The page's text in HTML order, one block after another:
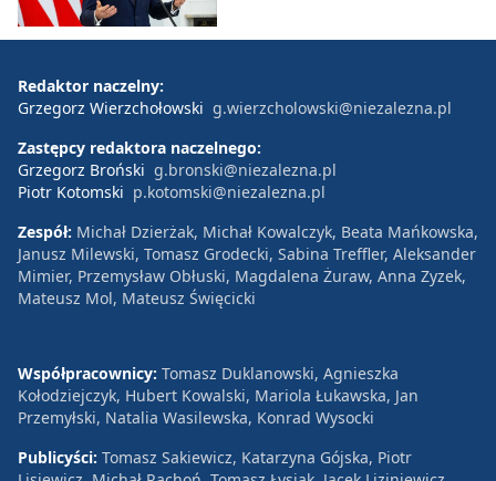
Redaktor naczelny:
Grzegorz Wierzchołowski g.wierzcholowski@niezalezna.pl
Zastępcy redaktora naczelnego:
Grzegorz Broński g.bronski@niezalezna.pl
Piotr Kotomski p.kotomski@niezalezna.pl
Zespół: Michał Dzierżak, Michał Kowalczyk, Beata Mańkowska,
Janusz Milewski, Tomasz Grodecki, Sabina Treffler, Aleksander
Mimier, Przemysław Obłuski, Magdalena Żuraw, Anna Zyzek,
Mateusz Mol, Mateusz Święcicki
Współpracownicy: Tomasz Duklanowski, Agnieszka
Kołodziejczyk, Hubert Kowalski, Mariola Łukawska, Jan
Przemyłski, Natalia Wasilewska, Konrad Wysocki
Publicyści: Tomasz Sakiewicz, Katarzyna Gójska, Piotr